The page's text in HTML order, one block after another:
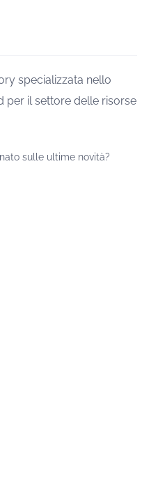
specializzata nello
il settore delle risorse
sulle ultime novità?